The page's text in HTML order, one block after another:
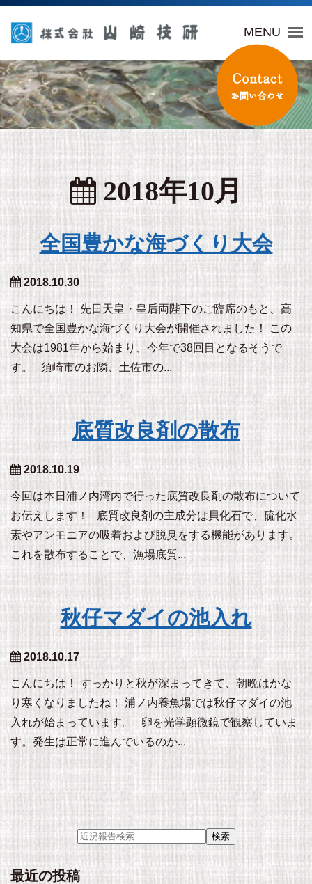
MENU
2018年10月
全国豊かな海づくり大会
2018.10.30
こんにちは！ 先日天皇・皇后両陛下のご臨席のもと、高
知県で全国豊かな海づくり大会が開催されました！ この
大会は1981年から始まり、今年で38回目となるそうで
す。 須崎市のお隣、土佐市の...
底質改良剤の散布
2018.10.19
今回は本日浦ノ内湾内で行った底質改良剤の散布について
お伝えします！ 底質改良剤の主成分は貝化石で、硫化水
素やアンモニアの吸着および脱臭をする機能があります。
これを散布することで、漁場底質...
秋仔マダイの池入れ
2018.10.17
こんにちは！ すっかりと秋が深まってきて、朝晩はかな
り寒くなりましたね！ 浦ノ内養魚場では秋仔マダイの池
入れが始まっています。 卵を光学顕微鏡で観察していま
す。発生は正常に進んでいるのか...
最近の投稿